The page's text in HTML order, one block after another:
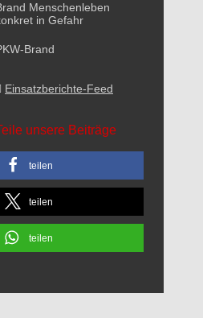
Menschenleben
in Gefahr
Brand
Einsatzberichte-Feed
unsere Beiträge
teilen
teilen
teilen